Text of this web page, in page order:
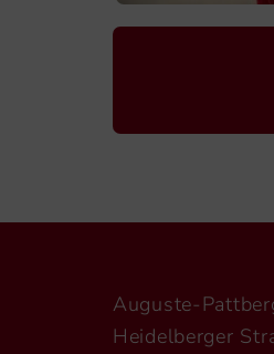
Auguste-
Heidelberger